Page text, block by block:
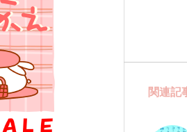
関連記